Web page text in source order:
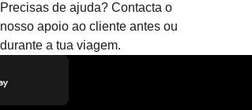
Precisas de ajuda? Contacta o
nosso apoio ao cliente antes ou
durante a tua viagem.